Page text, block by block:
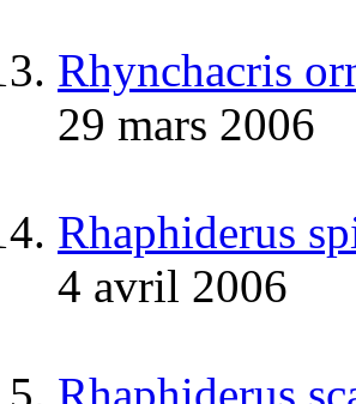
Rhynchacris
29 mars 2006
Rhaphiderus
4 avril 2006